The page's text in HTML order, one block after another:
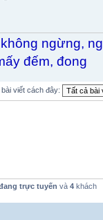
ngừng,
đếm, đong
viết cách đây:
trực tuyến và 4 khách